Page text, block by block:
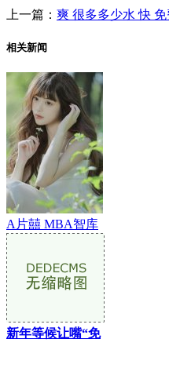
上一篇： 爽 很多多少水 快
相关新闻
A片囍 MBA智库
新年等候让嘴“免